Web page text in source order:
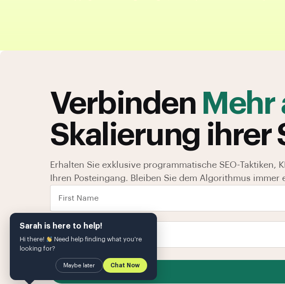
Sarah is here to help!
Hi there!
Need help finding what you're
looking for?
Maybe later Chat Now
Verbinden Mehr
Skalierung ihrer
Erhalten Sie exklusive programmatische SEO-Taktiken,
Ihren Posteingang. Bleiben Sie dem Algorithmus immer